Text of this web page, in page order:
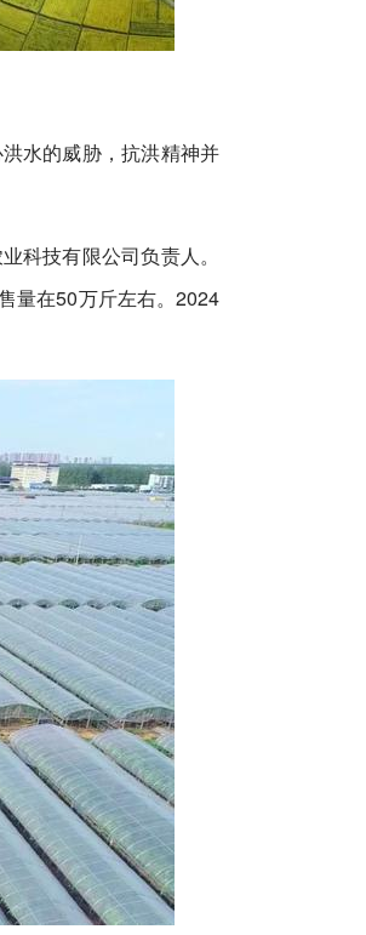
水的威胁，抗洪精神并
科技有限公司负责人。
量在50万斤左右。2024